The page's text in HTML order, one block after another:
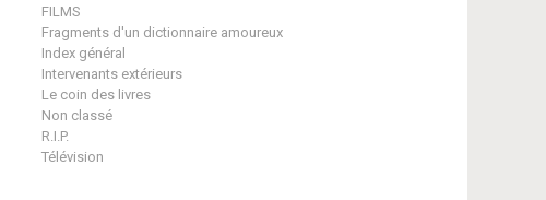
FILMS
Fragments d'un dictionnaire amoureux
Index général
Intervenants extérieurs
Le coin des livres
Non classé
R.I.P.
Télévision